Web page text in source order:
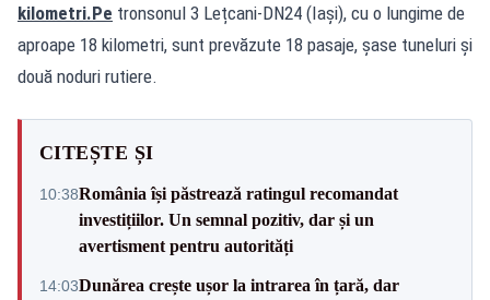
kilometri.Pe tronsonul 3 Lețcani-DN24 (Iași), cu o lungime de
aproape 18 kilometri, sunt prevăzute 18 pasaje, șase tuneluri și
două noduri rutiere.
CITEȘTE ȘI
10:38România își păstrează ratingul recomandat
investițiilor. Un semnal pozitiv, dar și un
avertisment pentru autorități
14:03Dunărea crește ușor la intrarea în țară, dar